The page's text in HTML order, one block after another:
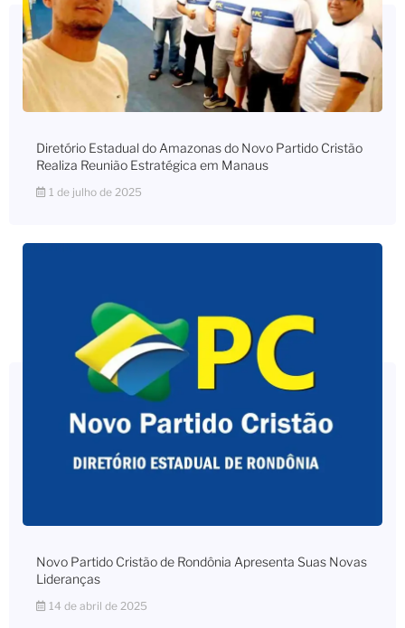
Diretório Estadual do Amazonas do Novo Partido Cristão
Realiza Reunião Estratégica em Manaus
1 de julho de 2025
Novo Partido Cristão de Rondônia Apresenta Suas Novas
Lideranças
14 de abril de 2025